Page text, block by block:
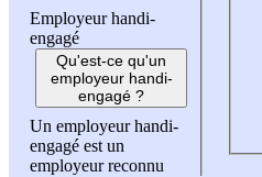
Employeur handi-
engagé
Qu'est-ce qu'un
employeur handi-
engagé ?
Un employeur handi-
engagé est un
employeur reconnu